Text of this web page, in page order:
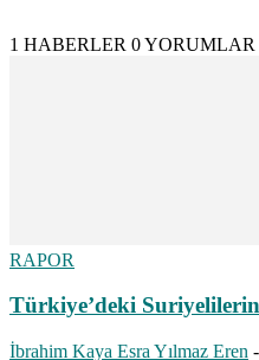
1 HABERLER 0 YORUMLAR
RAPOR
Türkiye’deki
İbrahim Kaya Esra Yılmaz Eren -